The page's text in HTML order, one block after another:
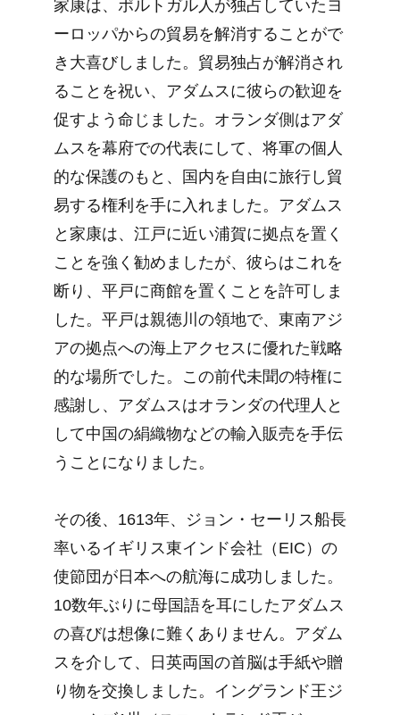
家康は、ポルトガル人が独占していたヨ
ーロッパからの貿易を解消することがで
き大喜びしました。貿易独占が解消され
ることを祝い、アダムスに彼らの歓迎を
促すよう命じました。オランダ側はアダ
ムスを幕府での代表にして、将軍の個人
的な保護のもと、国内を自由に旅行し貿
易する権利を手に入れました。アダムス
と家康は、江戸に近い浦賀に拠点を置く
ことを強く勧めましたが、彼らはこれを
断り、平戸に商館を置くことを許可しま
した。平戸は親徳川の領地で、東南アジ
アの拠点への海上アクセスに優れた戦略
的な場所でした。この前代未聞の特権に
感謝し、アダムスはオランダの代理人と
して中国の絹織物などの輸入販売を手伝
うことになりました。
その後、1613年、ジョン・セーリス船長
率いるイギリス東インド会社（EIC）の
使節団が日本への航海に成功しました。
10数年ぶりに母国語を耳にしたアダムス
の喜びは想像に難くありません。アダム
スを介して、日英両国の首脳は手紙や贈
り物を交換しました。イングランド王ジ